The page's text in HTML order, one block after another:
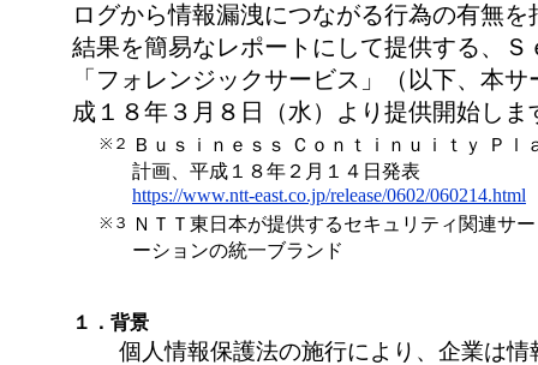
ログから情報漏洩につながる行為の有無を
結果を簡易なレポートにして提供する、Ｓ
「フォレンジックサービス」（以下、本
成１８年３月８日（水）より提供開始しま
※２
Ｂｕｓｉｎｅｓｓ Ｃｏｎｔｉｎｕｉｔｙ Ｐｌ
計画、平成１８年２月１４日発表
https://www.ntt-east.co.jp/release/0602/060214.html
※３
ＮＴＴ東日本が提供するセキュリティ関連サ
ーションの統一ブランド
１．背景
個人情報保護法の施行により、企業は情